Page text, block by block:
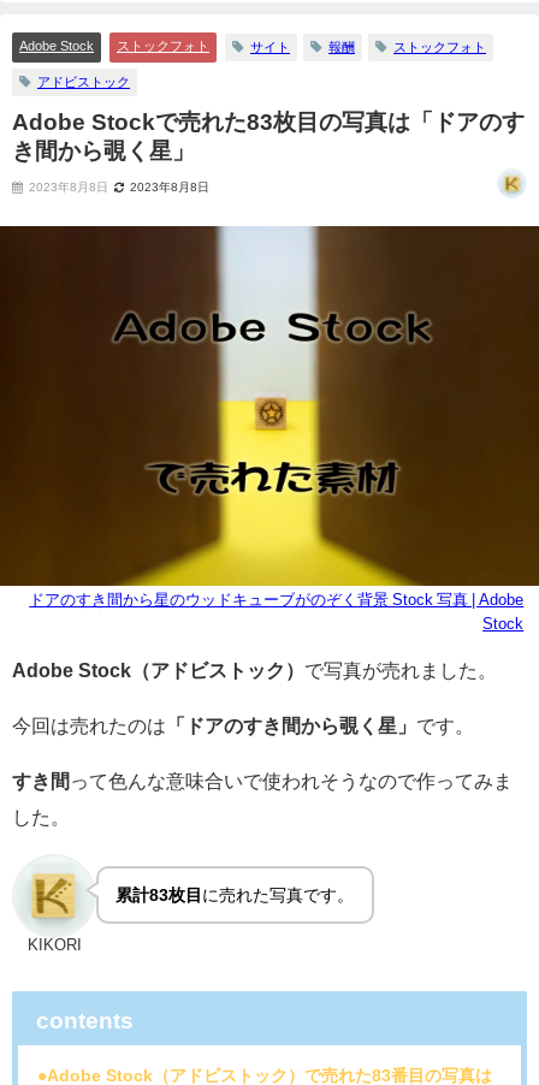
Adobe Stock ストックフォト サイト 報酬 ストックフォト
アドビストック
Adobe Stockで売れた83枚目の写真は「ドアのす
き間から覗く星」
2023年8月8日 2023年8月8日
ドアのすき間から星のウッドキューブがのぞく背景 Stock 写真 | Adobe
Stock
Adobe Stock（アドビストック） で写真が売れました。
今回は売れたのは 「ドアのすき間から覗く星」 です。
すき間 って色んな意味合いで使われそうなので作ってみま
した。
KIKORI
累計83枚目 に売れた写真です。
contents
●Adobe Stock（アドビストック）で売れた83番目の写真は